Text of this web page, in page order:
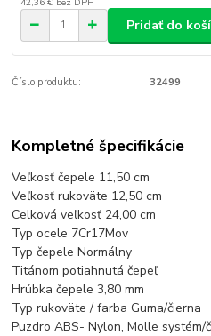
Pridať do
Číslo produktu: 32499
Kompletné špecifikácie
Veľkosť čepele 11,50 cm
Veľkosť rukoväte 12,50 cm
Celková veľkosť 24,00 cm
Typ ocele 7Cr17Mov
Typ čepele Normálny
Titánom potiahnutá čepeľ
Hrúbka čepele 3,80 mm
Typ rukoväte / farba Guma/čierna
Puzdro ABS- Nylon, Molle systém/